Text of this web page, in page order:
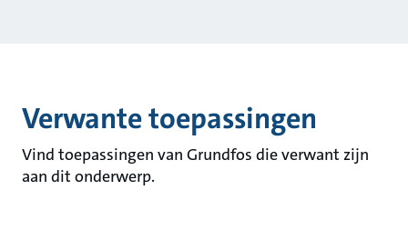
Verwante toepassingen
Vind toepassingen van Grundfos die verwant zijn
aan dit onderwerp.